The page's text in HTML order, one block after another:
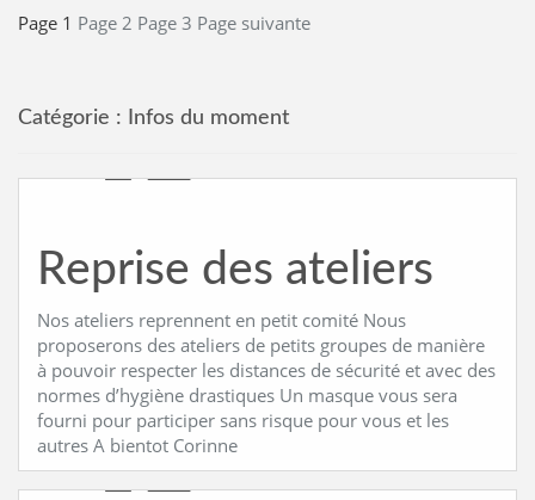
Page 1 Page 2 Page 3 Page suivante
Catégorie : Infos du moment
Reprise des ateliers
Nos ateliers reprennent en petit comité Nous
proposerons des ateliers de petits groupes de manière
à pouvoir respecter les distances de sécurité et avec des
normes d’hygiène drastiques Un masque vous sera
fourni pour participer sans risque pour vous et les
autres A bientot Corinne